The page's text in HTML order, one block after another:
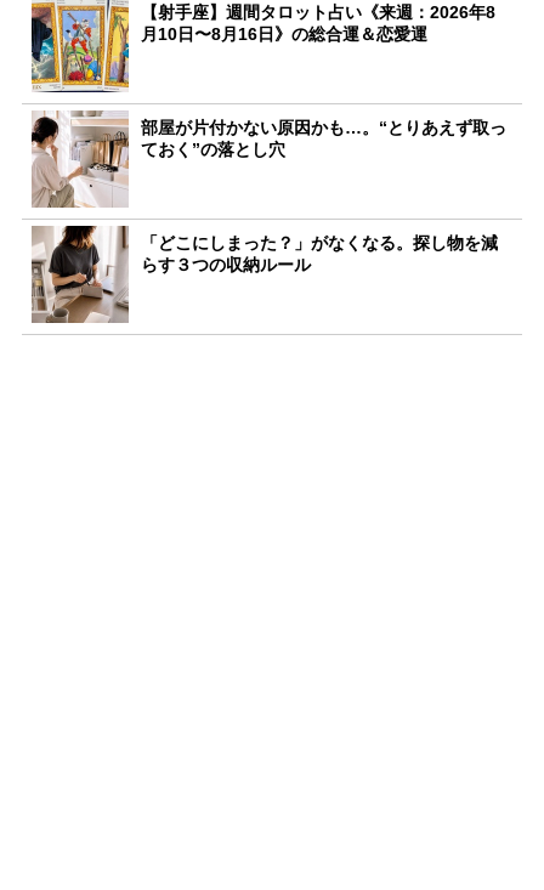
【射手座】週間タロット占い《来週：2026年8
月10日〜8月16日》の総合運＆恋愛運
部屋が片付かない原因かも…。“とりあえず取っ
ておく”の落とし穴
「どこにしまった？」がなくなる。探し物を減
らす３つの収納ルール